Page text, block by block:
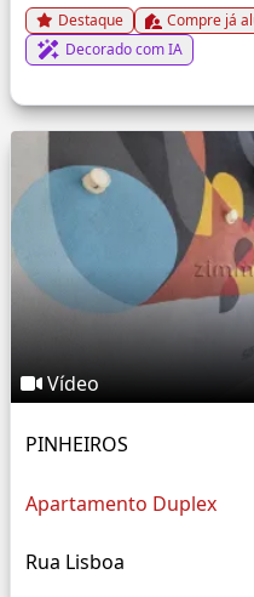
Destaque Compre já
Decorado com IA
Vídeo
PINHEIROS
Apartamento Duplex
Rua Lisboa